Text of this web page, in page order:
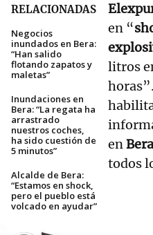
RELACIONADAS
Negocios
inundados en Bera:
“Han salido
flotando zapatos y
maletas”
Inundaciones en
Bera: “La regata ha
arrastrado
nuestros coches,
ha sido cuestión de
5 minutos”
Alcalde de Bera:
“Estamos en shock,
pero el pueblo está
volcado en ayudar”
en “
litros
en
todos